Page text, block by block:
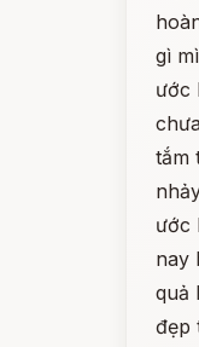
gì
ước
tắm
ước
nay
quả
đẹp